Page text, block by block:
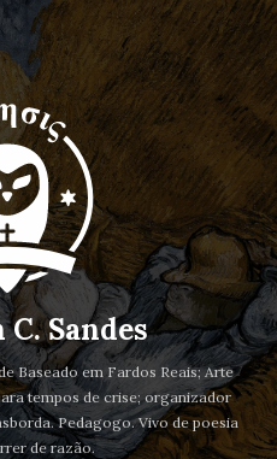
Sandes
Baseado em Fardos Reais; Arte
tempos de crise; organizador
Pedagogo. Vivo de poesia
de razão.